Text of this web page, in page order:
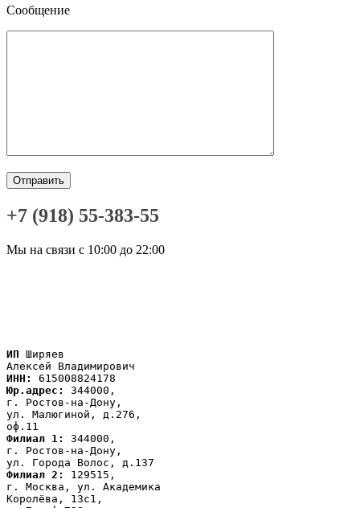
Сообщение
+7 (918) 55-383-55
Мы на связи с 10:00 до 22:00
ИП Ширяев
ИНН:
Юр.адрес:
344000,
г. Ростов-на-Дону,
ул. Малюгиной, д.276,
Филиал 1:
344000,
г. Ростов-на-Дону,
Филиал 2:
129515,
г. Москва, ул. Академика
Королёва, 13с1,